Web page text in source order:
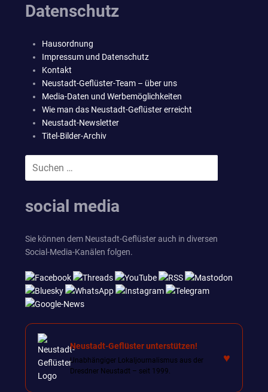
Datenschutz
Hausordnung
Impressum und Datenschutz
Kontakt
Neustadt-Geflüster-Team – über uns
Media-Daten und Werbemöglichkeiten
Wie man das Neustadt-Geflüster erreicht
Neustadt-Newsletter
Titel-Bilder-Archiv
social media
Sie können dem Neustadt-Geflüster auch in diversen
Social-Media-Kanälen folgen.
Neustadt-Geflüster unterstützen!
Unabhängiger Lokaljournalismus aus der
Dresdner Neustadt – seit 1999.
♥